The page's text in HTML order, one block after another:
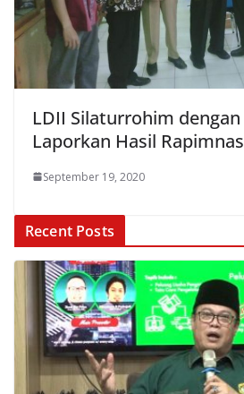
LDII Silaturrohim
Laporkan Hasil
September 19, 2020
Recent Posts